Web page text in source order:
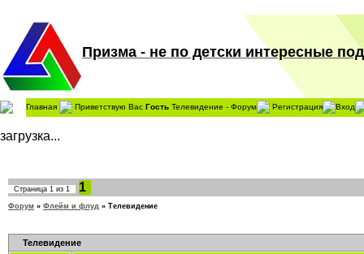
Призма - не по детски интересные
Главная Приветствую Вас Гость Телевидение - Форум Регистрация Вход
загрузка...
Страница 1 из 1 1
Форум » Флейм и флуд » Телевидение
Телевидение